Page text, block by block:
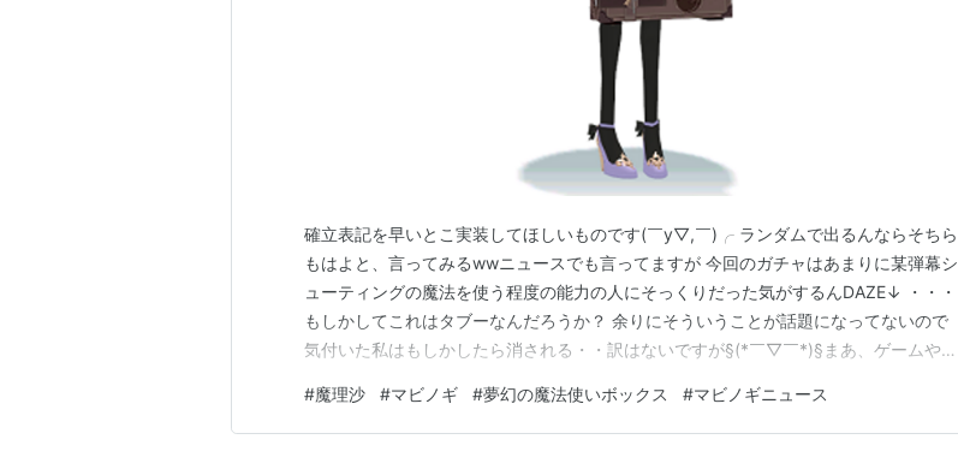
確立表記を早いとこ実装してほしいものです(￣y▽,￣)╭ ランダムで出るんならそちら
もはよと、言ってみるwwニュースでも言ってますが 今回のガチャはあまりに某弾幕シ
ューティングの魔法を使う程度の能力の人にそっくりだった気がするんDAZE↓ ・・・
もしかしてこれはタブーなんだろうか？ 余りにそういうことが話題になってないので
気付いた私はもしかしたら消される・・訳はないですが§(*￣▽￣*)§まあ、ゲームやア
うのは、どうしようもない気がしますそもそも、マビノギの箱ガチャ実装頻度はかなり
頻繁です（下手したら新イベント 出す…
#魔理沙 #マビノギ #夢幻の魔法使いボックス #マビノギニュース